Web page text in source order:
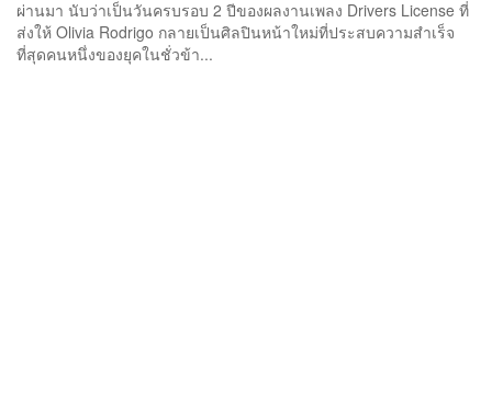
ผ่านมา นับว่าเป็นวันครบรอบ 2 ปีของผลงานเพลง Drivers License ที่
ส่งให้ Olivia Rodrigo กลายเป็นศิลปินหน้าใหม่ที่ประสบความสำเร็จ
ที่สุดคนหนึ่งของยุคในชั่วข้า...